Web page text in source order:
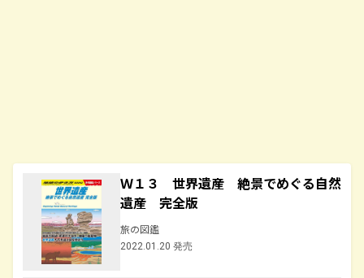
Ｗ１３ 世界遺産 絶景でめぐる自然
遺産 完全版
旅の図鑑
2022.01.20 発売